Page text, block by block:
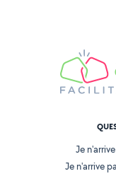
Je
Je n'arrive